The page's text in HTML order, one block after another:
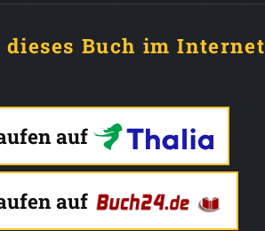
dieses Buch im Internet
auf
auf